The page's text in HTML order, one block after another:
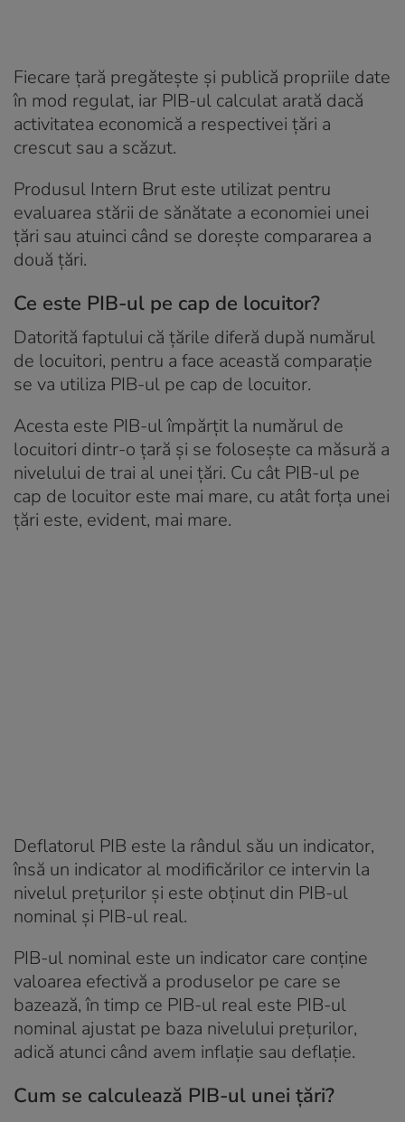
Fiecare țară pregătește și publică propriile date
în mod regulat, iar PIB-ul calculat arată dacă
activitatea economică a respectivei țări a
crescut sau a scăzut.
Produsul Intern Brut este utilizat pentru
evaluarea stării de sănătate a economiei unei
țări sau atuinci când se dorește compararea a
două țări.
Ce este PIB-ul pe cap de locuitor?
Datorită faptului că țările diferă după numărul
de locuitori, pentru a face această comparație
se va utiliza PIB-ul pe cap de locuitor.
Acesta este PIB-ul împărțit la numărul de
locuitori dintr-o țară și se folosește ca măsură a
nivelului de trai al unei țări. Cu cât PIB-ul pe
cap de locuitor este mai mare, cu atât forța unei
țări este, evident, mai mare.
Deflatorul PIB este la rândul său un indicator,
însă un indicator al modificărilor ce intervin la
nivelul prețurilor și este obținut din PIB-ul
nominal și PIB-ul real.
PIB-ul nominal este un indicator care conține
valoarea efectivă a produselor pe care se
bazează, în timp ce PIB-ul real este PIB-ul
nominal ajustat pe baza nivelului prețurilor,
adică atunci când avem inflație sau deflație.
Cum se calculează PIB-ul unei țări?